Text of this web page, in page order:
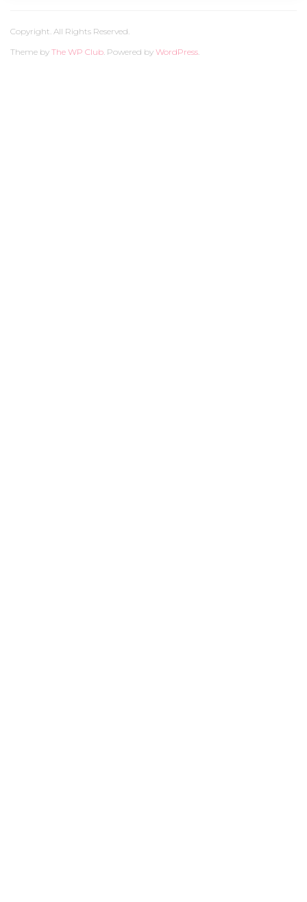
Copyright. All Rights Reserved.
Theme by The WP Club . Powered by WordPress